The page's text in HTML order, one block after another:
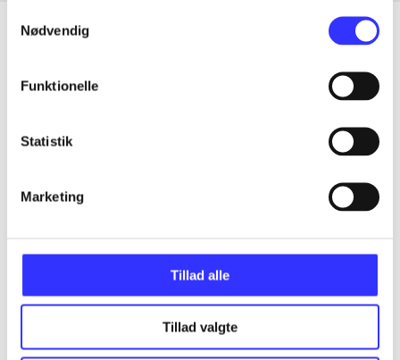
Nødvendig
Funktionelle
Statistik
Marketing
Tillad alle
Tillad valgte
Artikler